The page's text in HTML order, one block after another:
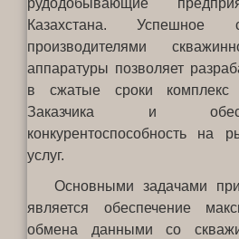
Казахстана. Успешное
производителями
аппаратуры позволяет
в сжатые сроки комплекс
Заказчика и
конкурентоспособность на
услуг.
Основными задачами
является обеспечение
обмена данными со